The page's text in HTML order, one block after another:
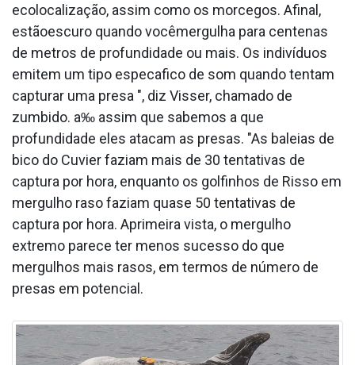
ecolocalização, assim como os morcegos. Afinal,
estãoescuro quando vocêmergulha para centenas
de metros de profundidade ou mais. Os indivíduos
emitem um tipo especa­fico de som quando tentam
capturar uma presa ", diz Visser, chamado de
zumbido. a‰ assim que sabemos a que
profundidade eles atacam as presas. "As baleias de
bico do Cuvier faziam mais de 30 tentativas de
captura por hora, enquanto os golfinhos de Risso em
mergulho raso faziam quase 50 tentativas de
captura por hora. Aprimeira vista, o mergulho
extremo parece ter menos sucesso do que
mergulhos mais rasos, em termos de número de
presas em potencial.